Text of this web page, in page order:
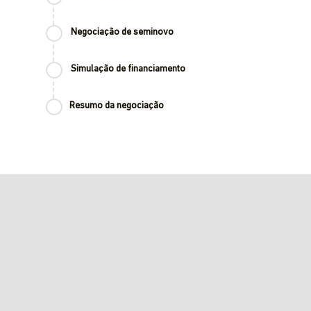
Negociação de seminovo
Simulação de financiamento
Resumo da negociação